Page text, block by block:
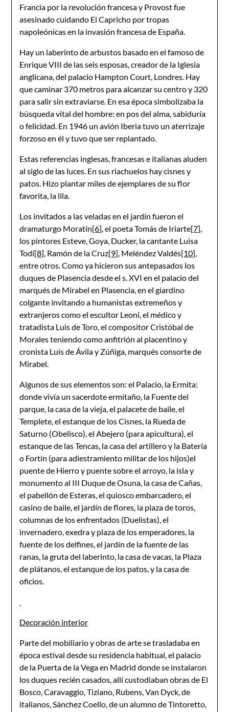
Francia por la revolución francesa y Provost fue
asesinado cuidando El Capricho por tropas
napoleónicas en la invasión francesa de España.
Hay un laberinto de arbustos basado en el famoso de
Enrique VIII de las seis esposas, creador de la Iglesia
anglicana, del palacio Hampton Court, Londres. Hay
que caminar 370 metros para alcanzar su centro y 320
para salir sin extraviarse. En esa época simbolizaba la
búsqueda vital del hombre: en pos del alma, sabiduría
o felicidad. En 1946 un avión Iberia tuvo un aterrizaje
forzoso en él y tuvo que ser replantado.
Estas referencias inglesas, francesas e italianas aluden
al siglo de las luces. En sus riachuelos hay cisnes y
patos. Hizo plantar miles de ejemplares de su flor
favorita, la lila.
Los invitados a las veladas en el jardín fueron el
dramaturgo Moratín[6], el poeta Tomás de Iriarte[7],
los pintores Esteve, Goya, Ducker, la cantante Luisa
Todi[8], Ramón de la Cruz[9], Meléndez Valdés[10],
entre otros. Como ya hicieron sus antepasados los
duques de Plasencia desde el s. XVI en el palacio del
marqués de Mirabel en Plasencia, en el giardino
colgante invitando a humanistas extremeños y
extranjeros como el escultor Leoni, el médico y
tratadista Luis de Toro, el compositor Cristóbal de
Morales teniendo como anfitrión al placentino y
cronista Luis de Ávila y Zúñiga, marqués consorte de
Mirabel.
Algunos de sus elementos son: el Palacio, la Ermita:
donde vivía un sacerdote ermitaño, la Fuente del
parque, la casa de la vieja, el palacete de baile, el
Templete, el estanque de los Cisnes, la Rueda de
Saturno (Obelisco), el Abejero (para apicultura), el
estanque de las Tencas, la casa del artillero y la Batería
o Fortín (para adiestramiento militar de los hijos)el
puente de Hierro y puente sobre el arroyo, la isla y
monumento al III Duque de Osuna, la casa de Cañas,
el pabellón de Esteras, el quiosco embarcadero, el
casino de baile, el jardín de flores, la plaza de toros,
columnas de los enfrentados (Duelistas), el
invernadero, exedra y plaza de los emperadores, la
fuente de los delfines, el jardín de la fuente de las
ranas, la gruta del laberinto, la casa de vacas, la Plaza
de plátanos, el estanque de los patos, y la casa de
oficios.
Decoración interior
Parte del mobiliario y obras de arte se trasladaba en
época estival desde su residencia habitual, el palacio
de la Puerta de la Vega en Madrid donde se instalaron
los duques recién casados, allí custodiaban obras de El
Bosco, Caravaggio, Tiziano, Rubens, Van Dyck, de
italianos, Sánchez Coello, de un alumno de Tintoretto,